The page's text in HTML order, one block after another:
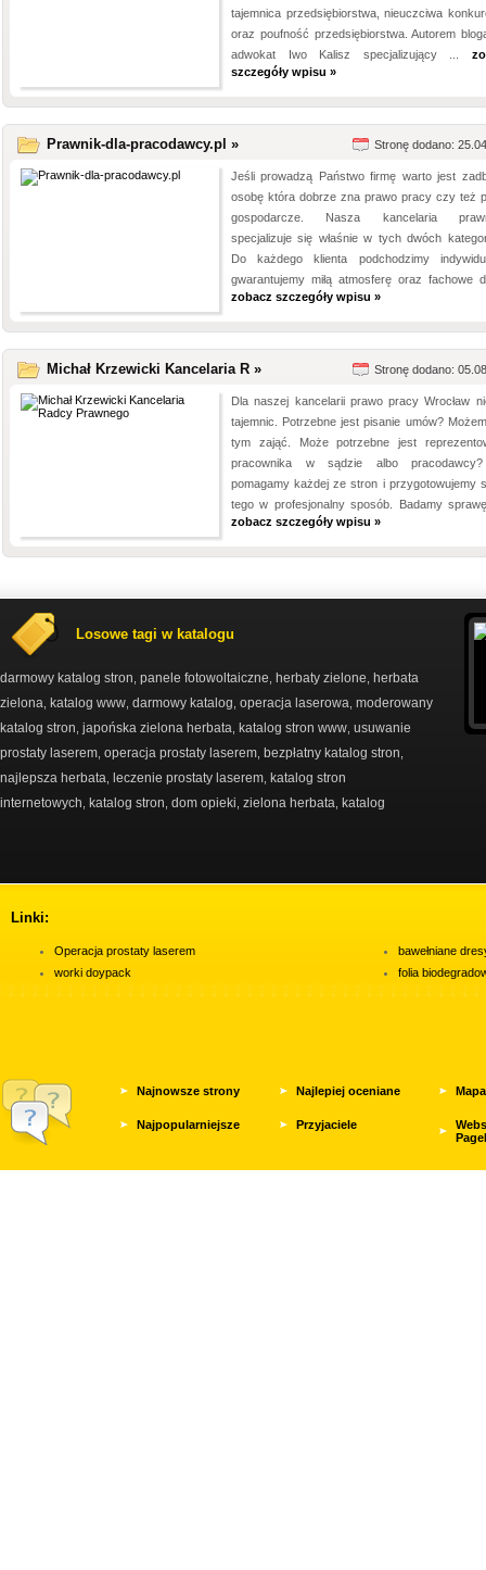
tajemnica przedsiębiorstwa, nieuczciwa
oraz poufność przedsiębiorstwa. Autorem
adwokat Iwo Kalisz specjalizujący ...
szczegóły wpisu »
Prawnik-dla-pracodawcy.pl » Stronę dodano:
Jeśli prowadzą Państwo firmę warto jest
osobę która dobrze zna prawo pracy czy też
gospodarcze. Nasza kancelaria
specjalizuje się właśnie w tych dwóch
Do każdego klienta podchodzimy
gwarantujemy miłą atmosferę oraz fachowe
zobacz szczegóły wpisu »
Michał Krzewicki Kancelaria R » Stronę dodano:
Dla naszej kancelarii prawo pracy Wrocław
tajemnic. Potrzebne jest pisanie umów?
tym zająć. Może potrzebne jest
pracownika w sądzie albo
pomagamy każdej ze stron i przygotowujemy
tego w profesjonalny sposób. Badamy
zobacz szczegóły wpisu »
Losowe tagi w katalogu
darmowy katalog stron panele fotowoltaiczne herbaty zielone
herbata
zielona katalog www darmowy katalog operacja laserowa moderowany
katalog stron japońska zielona herbata katalog stron www usuwanie
prostaty laserem operacja prostaty laserem bezpłatny katalog stron
najlepsza herbata leczenie prostaty laserem katalog stron
internetowych
katalog stron dom opieki zielona herbata katalog
Linki:
Operacja prostaty laserem
worki doypack
bawełniane
folia
Najnowsze strony Najlepiej oceniane
Najpopularniejsze Przyjaciele